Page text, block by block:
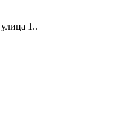
1..